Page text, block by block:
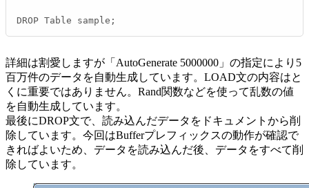
DROP Table sample;
詳細は割愛しますが「AutoGenerate 5000000」の指定により5
百万件のデータを自動生成しています。LOAD文の内容はと
くに重要ではありません。Rand関数などを使って乱数の値
を自動生成しています。
最後にDROP文で、読み込んだデータをドキュメントから削
除しています。今回はBufferプレフィックスの動作が確認で
きればよいため、データを読み込んだ後、データをすべて削
除しています。